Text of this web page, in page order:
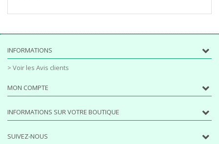
INFORMATIONS
> Voir les Avis clients
MON COMPTE
INFORMATIONS SUR VOTRE BOUTIQUE
SUIVEZ-NOUS